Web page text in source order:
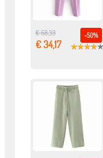
-50%
€ 68,33
€ 34,17